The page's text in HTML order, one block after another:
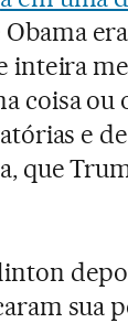
inteira
coisa ou
e
que
sua